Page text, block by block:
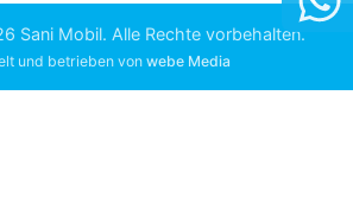
Sani Mobil. Alle Rechte vorbehalten.
und betrieben vonwebe Media